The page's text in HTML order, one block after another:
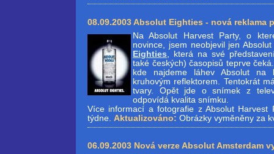
08.09.2003 Absolut Eighties - nová reklama
Na Absolut Harvest Party, o
novince, jsem neobjevil jen
Eighties, která na své
také českých) časopisů teprve
kde najdeme láhev Absolut na
kruhovým reflektorem. Tentokrát
tvary. Opět jde o snímek z
odpovídá kvalita snímku.
Více informací a fotografie z Absolut Harvest
týdne. Aktualizováno: Obrázky vyměněny za
06.09.2003 Nová verze Absolut Amsterdam